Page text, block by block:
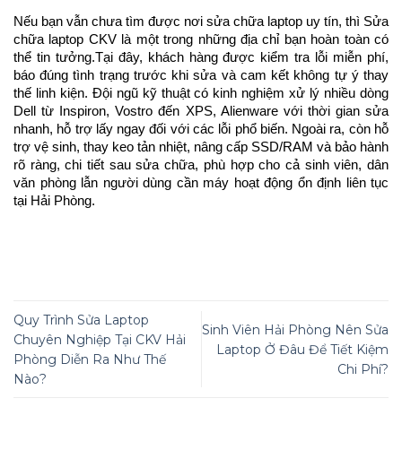
Nếu bạn vẫn chưa tìm được nơi sửa chữa laptop uy tín, thì Sửa
chữa laptop CKV là một trong những địa chỉ bạn hoàn toàn có
thể tin tưởng.Tại đây, khách hàng được kiểm tra lỗi miễn phí,
báo đúng tình trạng trước khi sửa và cam kết không tự ý thay
thế linh kiện. Đội ngũ kỹ thuật có kinh nghiệm xử lý nhiều dòng
Dell từ Inspiron, Vostro đến XPS, Alienware với thời gian sửa
nhanh, hỗ trợ lấy ngay đối với các lỗi phổ biến. Ngoài ra, còn hỗ
trợ vệ sinh, thay keo tản nhiệt, nâng cấp SSD/RAM và bảo hành
rõ ràng, chi tiết sau sửa chữa, phù hợp cho cả sinh viên, dân
văn phòng lẫn người dùng cần máy hoạt động ổn định liên tục
tại Hải Phòng.
Quy Trình Sửa Laptop
Chuyên Nghiệp Tại CKV Hải
Phòng Diễn Ra Như Thế
Nào?
Sinh Viên Hải Phòng Nên Sửa
Laptop Ở Đâu Để Tiết Kiệm
Chi Phí?